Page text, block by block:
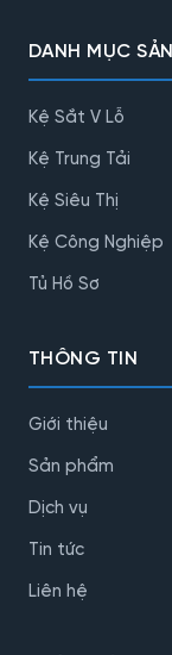
DANH MỤC
Kệ Sắt V Lỗ
Kệ Trung Tải
Kệ Siêu Thị
Kệ Công Nghiệp
Tủ Hồ Sơ
THÔNG TIN
Giới thiệu
Sản phẩm
Dịch vụ
Tin tức
Liên hệ